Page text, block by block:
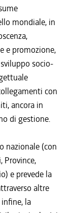
mondiale, in
e promozione,
socio-
con
ancora in
di gestione.
nazionale (con
Province,
e prevede la
altre
la